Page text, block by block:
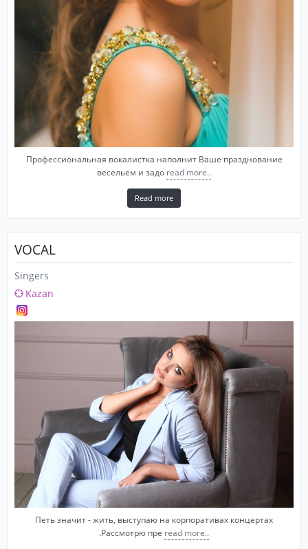
Профессиональная вокалистка наполнит Ваше празднование
весельем и задо read more..
Read more
VOCAL
Singers
Kazan
Петь значит - жить, выступаю на корпоративах концертах
.Рассмотрю пре read more..